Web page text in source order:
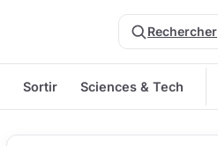
Rechercher
Sortir Sciences & Tech